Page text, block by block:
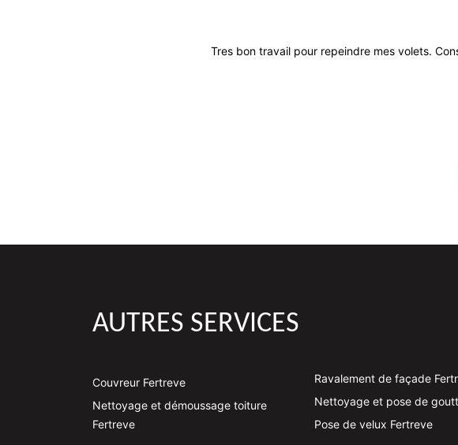
Tres bon travail pour repeindre mes volets.
AUTRES SERVICES
Couvreur Fertreve
Nettoyage et démoussage toiture
Fertreve
Ravalement de façade
Nettoyage et pose de
Pose de velux Fertreve